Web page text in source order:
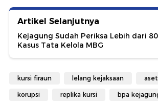
Artikel Selanjutnya
Kejagung Sudah Periksa Lebih dari
Kasus Tata Kelola MBG
kursi firaun lelang kejaksaan
korupsi replika kursi bpa